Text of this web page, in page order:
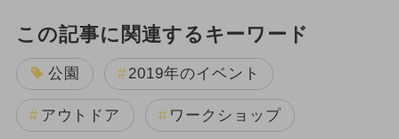
この記事に関連するキーワード
公園 2019年のイベント
アウトドア ワークショップ